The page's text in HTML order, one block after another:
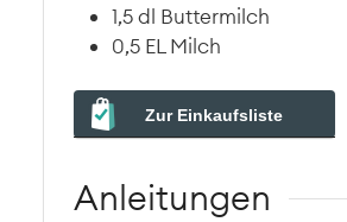
1,5dl Buttermilch
0,5 EL Milch
Zur Einkaufsliste
Anleitungen